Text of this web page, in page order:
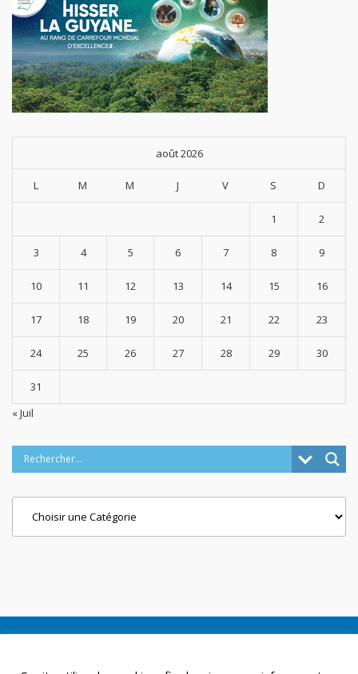
août 2026
L M M J V S D
1 2
3 4 5 6 7 8 9
10 11 12 13 14 15 16
17 18 19 20 21 22 23
24 25 26 27 28 29 30
31
« Juil